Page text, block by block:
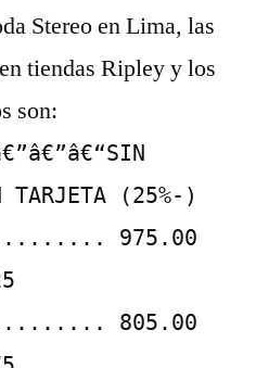
Stereo en Lima, las
tiendas Ripley y los
son:
TARJETA (25%-)
.......... 975.00
805.00